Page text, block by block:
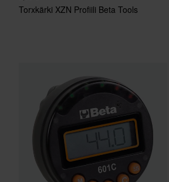
Torxkärki XZN Profiili Beta Tools